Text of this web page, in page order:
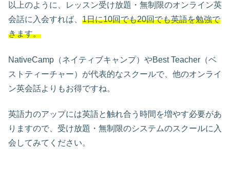
以上のように、レッスン受け放題・無制限のオンライン英
会話に入会すれば、 1日に10回でも20回でも英語を勉強で
きます。
NativeCamp（ネイティブキャンプ）やBest Teacher（ベ
ストティーチャー）が代表的なスクールで、他のオンライ
ン英会話よりもお得ですね。
英語力のアップには英語と触れ合う時間を増やす必要があ
りますので、受け放題・無制限のシステムのスクールに入
会してみてください。